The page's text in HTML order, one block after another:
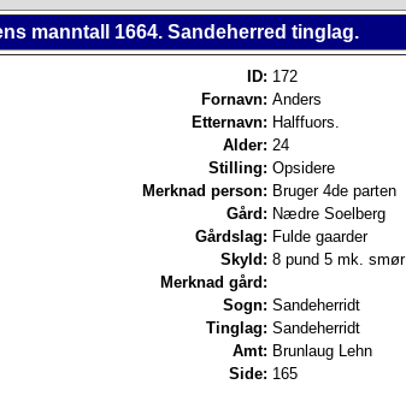
manntall 1664. Sandeherred tinglag.
ID: 172
Fornavn: Anders
Etternavn: Halffuors.
Alder: 24
Stilling: Opsidere
Merknad person: Bruger 4de parten
Gård: Nædre Soelberg
Gårdslag: Fulde gaarder
Skyld: 8 pund 5 mk. smør
Merknad gård:
Sogn: Sandeherridt
Tinglag: Sandeherridt
Amt: Brunlaug Lehn
Side: 165